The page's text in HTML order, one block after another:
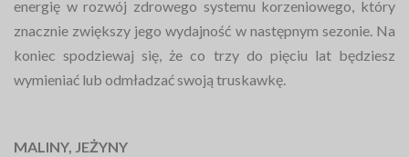
energię w rozwój zdrowego systemu korzeniowego, który
znacznie zwiększy jego wydajność w następnym sezonie. Na
koniec spodziewaj się, że co trzy do pięciu lat będziesz
wymieniać lub odmładzać swoją truskawkę.
MALINY, JEŻYNY